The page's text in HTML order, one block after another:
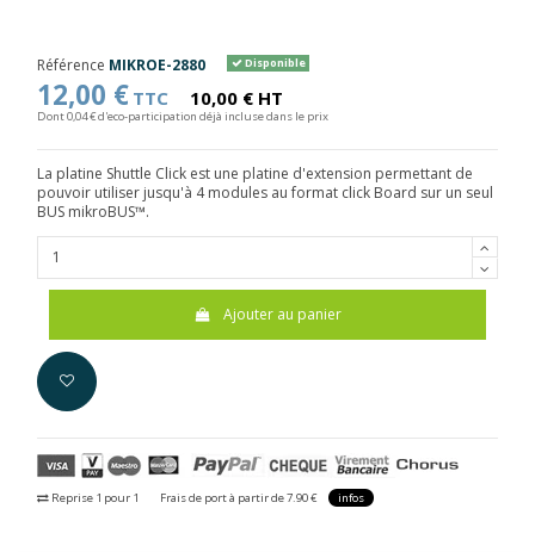
Référence MIKROE-2880 Disponible
12,00 € TTC 10,00 € HT
Dont 0,04 € d'eco-participation déjà incluse dans le prix
La platine Shuttle Click est une platine d'extension permettant de
pouvoir utiliser jusqu'à 4 modules au format click Board sur un seul
BUS mikroBUS™.
Ajouter au panier
Reprise 1 pour 1 Frais de port à partir de 7.90 € infos